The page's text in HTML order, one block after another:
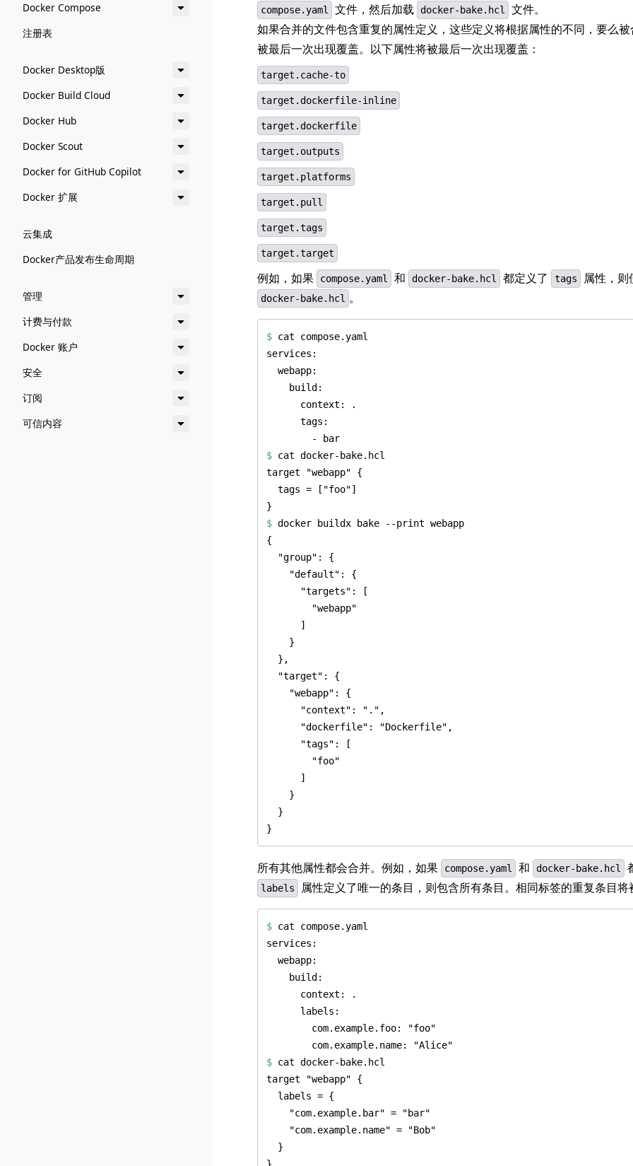
Docker Compose
注册表
Docker Desktop版
Docker Build Cloud
Docker Hub
Docker Scout
Docker for GitHub Copilot
Docker 扩展
云集成
Docker产品发布生命周期
管理
计费与付款
Docker 账户
安全
订阅
可信内容
compose.yaml 文件，然后加载 docker-bake.hcl
文件。
如果合并的文件包含重复的属性定义，这些定义将根据属性的不同，要么
被最后一次出现覆盖。以下属性将被最后一次出现覆盖：
target.cache-to
target.dockerfile-inline
target.dockerfile
target.outputs
target.platforms
target.pull
target.tags
target.target
例如，如果 compose.yaml 和 docker-bake.hcl 都定义了 tags 属性，则
docker-bake.hcl 。
$
$
$
所有其他属性都会合并。例如，如果 compose.yaml 和 docker-bake.hcl
labels 属性定义了唯一的条目，则包含所有条目。相同标签的重复条目将
$
$